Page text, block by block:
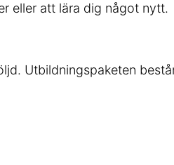
eller att lära dig något nytt.
Utbildningspaketen